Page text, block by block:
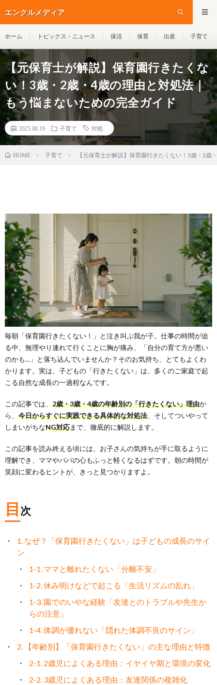
エンクルメディア
ホーム トピックス・ニュース 保活 保育 出産 子育て
【元保育士が解説】保育園行きたくな
い！3歳・2歳・4歳の理由と対処法｜
もう悩まないための完全ガイド
2025.08.19 子育て 対処
HOME 子育て 【元保育士が解説】保育園行きたくない！3歳・2
毎朝「保育園行きたくない！」と泣き叫ぶ我が子。仕事の時間が迫
る中、無理やり連れて行くことに胸が痛み、「自分の育て方が悪い
のかも…」と落ち込んでいませんか？そのお気持ち、とてもよくわ
かります。実は、子どもの「行きたくない」は、多くのご家庭で起
こる自然な成長の一過程なんです。
この記事では、 2歳・3歳・4歳の年齢別の「行きたくない」理由か
ら、 今日からすぐに実践できる具体的な対処法、そしてついやって
しまいがちなNG対応まで、徹底的に解説します。
この記事を読み終える頃には、お子さんの気持ちが手に取るように
理解でき、ママやパパの心もふっと軽くなるはずです。朝の時間が
笑顔に変わるヒントが、きっと見つかりますよ。
目 次
1. なぜ？「保育園行きたくない」は子どもの成長のサイ
ン
1-1. ママと離れたくない「分離不安」
1-2. 休み明けなどで起こる「生活リズムの乱れ」
1-3. 園でのいやな経験「友達とのトラブルや先生か
らの注意」
1-4. 体調が優れない「隠れた体調不良のサイン」
2. 【年齢別】「保育園行きたくない」の主な理由と特徴
2-1. 2歳児によくある理由：イヤイヤ期と環境の変化
2-2. 3歳児によくある理由：友達関係の複雑化